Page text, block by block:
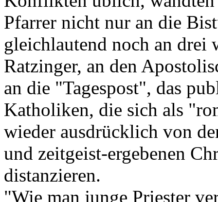
Pfarrer nicht nur an die
gleichlautend noch an drei
Ratzinger, an den
an die "Tagespost", das
Katholiken, die sich als
wieder ausdrücklich von
und zeitgeist-ergebenen
distanzieren.
"Wie man junge Priester